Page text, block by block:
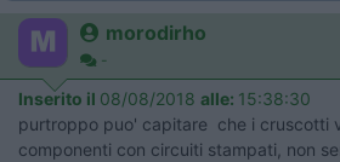
morodirho
-
Inserito il 08/08/2018 alle: 15:38:30
purtroppo puo' capitare che i cruscotti
componenti con circuiti stampati, non